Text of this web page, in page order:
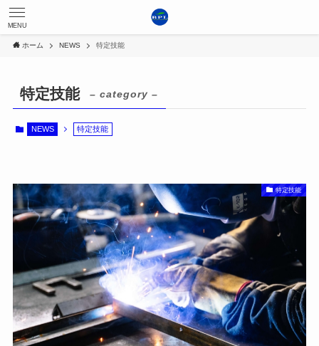
MENU
ホーム NEWS 特定技能
特定技能 – category –
NEWS 特定技能
特定技能